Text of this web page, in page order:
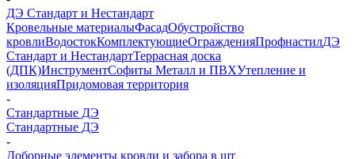
ДЭ Стандарт и Нестандарт
Кровельные материалыФасадОбустройство
кровлиВодостокКомплектующиеОгражденияПрофнастилДЭ
Стандарт и НестандартТеррасная доска
(ДПК)ИнструментСофиты Металл и ПВХУтепление и
изоляцияПридомовая территория
-
Стандартные ДЭ
Стандартные ДЭ
-
Доборные элементы кровли и забора в шт